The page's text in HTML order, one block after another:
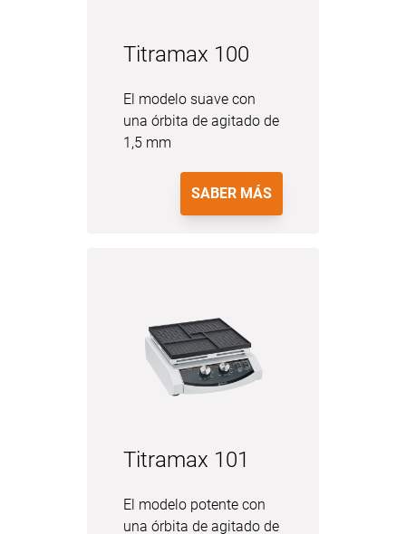
Titramax 100
El modelo suave con
una órbita de agitado de
1,5 mm
SABER MÁS
Titramax 101
El modelo potente con
una órbita de agitado de